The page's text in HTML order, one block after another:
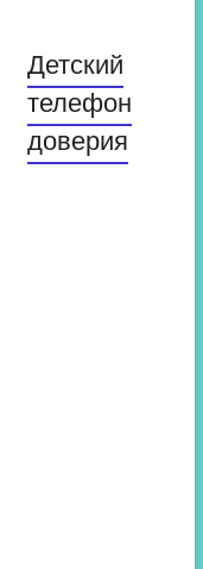
Детский
телефон
доверия